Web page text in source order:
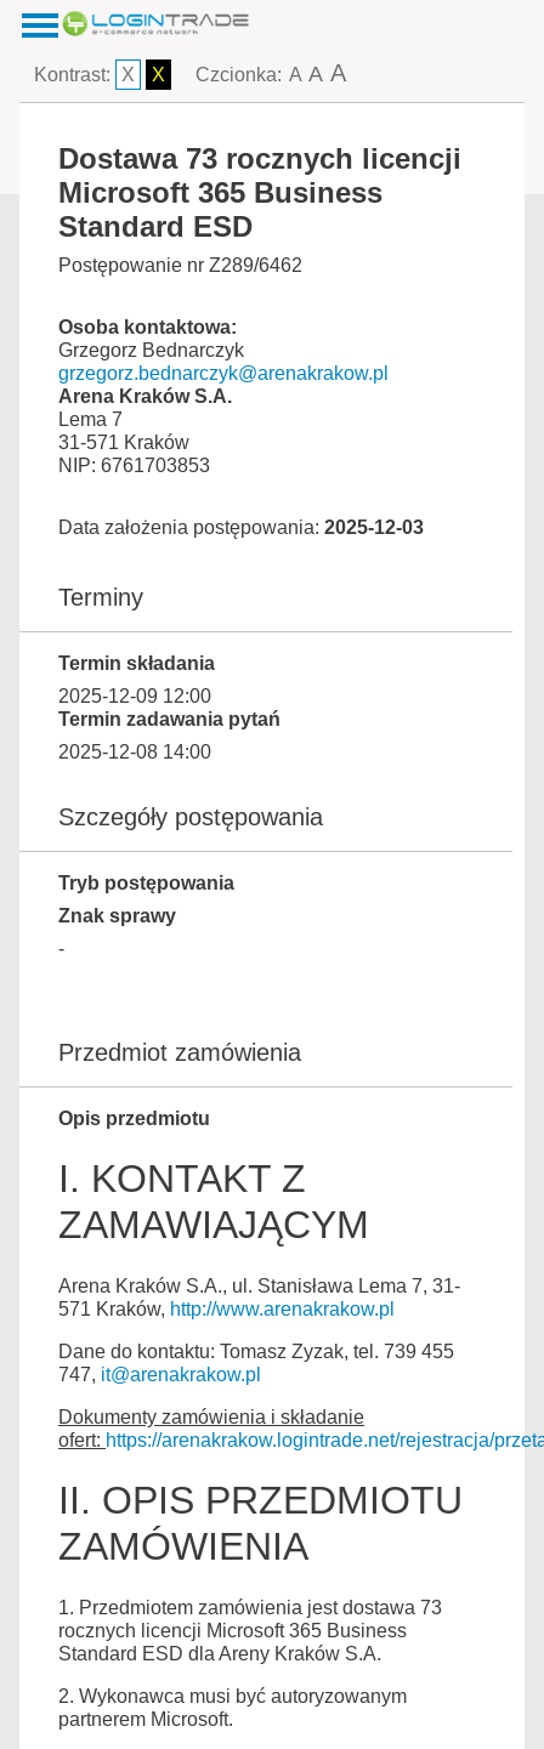
Kontrast: X X Czcionka: A A A
Dostawa 73 rocznych licencji
Microsoft 365 Business
Standard ESD
Postępowanie nr Z289/6462
Osoba kontaktowa:
Grzegorz Bednarczyk
grzegorz.bednarczyk@arenakrakow.pl
Arena Kraków S.A.
Lema 7
31-571 Kraków
NIP: 6761703853
Data założenia postępowania: 2025-12-03
Terminy
Termin składania
2025-12-09 12:00
Termin zadawania pytań
2025-12-08 14:00
Szczegóły postępowania
Tryb postępowania
Znak sprawy
-
Przedmiot zamówienia
Opis przedmiotu
I. KONTAKT Z
ZAMAWIAJĄCYM
Arena Kraków S.A., ul. Stanisława Lema 7, 31-
571 Kraków, http://www.arenakrakow.pl
Dane do kontaktu: Tomasz Zyzak, tel. 739 455
747, it@arenakrakow.pl
Dokumenty zamówienia i składanie
ofert: https://arenakrakow.logintrade.net/rejestracja/
II. OPIS PRZEDMIOTU
ZAMÓWIENIA
1. Przedmiotem zamówienia jest dostawa 73
rocznych licencji Microsoft 365 Business
Standard ESD dla Areny Kraków S.A.
2. Wykonawca musi być autoryzowanym
partnerem Microsoft.